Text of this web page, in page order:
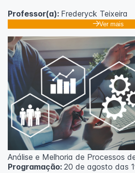
Professor(a): Frederyck Teixeira
Ver mais
Análise e Melhoria de Processos
Programação: 20 de agosto das